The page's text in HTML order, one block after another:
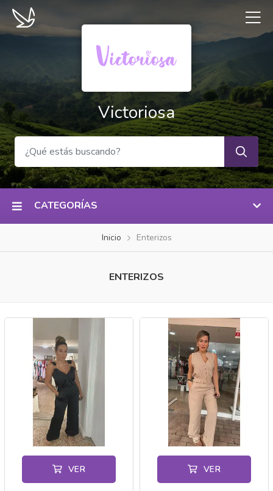
Victoriosa
CATEGORÍAS
Inicio Enterizos
ENTERIZOS
VER VER